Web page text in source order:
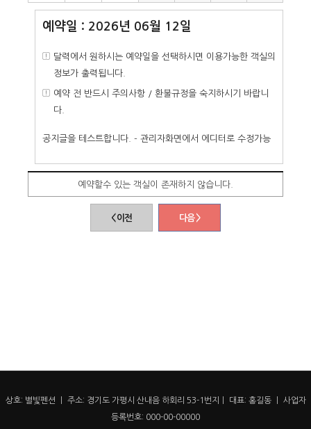
예약일 : 2026년 06월 12일
달력에서 원하시는 예약일을 선택하시면 이용가능한 객실의
정보가 출력됩니다.
예약 전 반드시 주의사항 / 환불규정을 숙지하시기 바랍니
다.
공지글을 테스트합니다. - 관리자화면에서 에디터로 수정가능
예약할수 있는 객실이 존재하지 않습니다.
< 이전 다음 >
상호: 별빛펜션 ㅣ 주소: 경기도 가평시 산내음 하회리 53-1번지ㅣ 대표: 홍길동 ㅣ 사업자
등록번호: 000-00-00000